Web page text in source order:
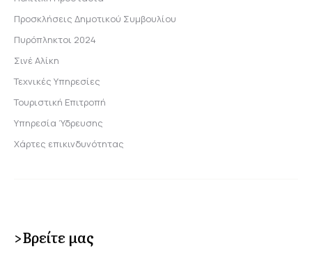
Προσκλήσεις Δημοτικού Συμβουλίου
Πυρόπληκτοι 2024
Σινέ Αλίκη
Τεχνικές Υπηρεσίες
Τουριστική Επιτροπή
Υπηρεσία Ύδρευσης
Χάρτες επικινδυνότητας
>Βρείτε μας